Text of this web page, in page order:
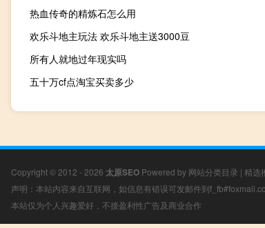
热血传奇的精炼石怎么用
欢乐斗地主玩法 欢乐斗地主送3000豆
所有人就地过年现实吗
五十万cf点淘宝买卖多少
Copyright © 2012 - 2026 太原SEO Powered by 网站分类目录 | 精选
声明：本站内容来自互联网，如信息有错误可发邮件到
本站仅为个人兴趣爱好，不接盈利性广告及商业合作